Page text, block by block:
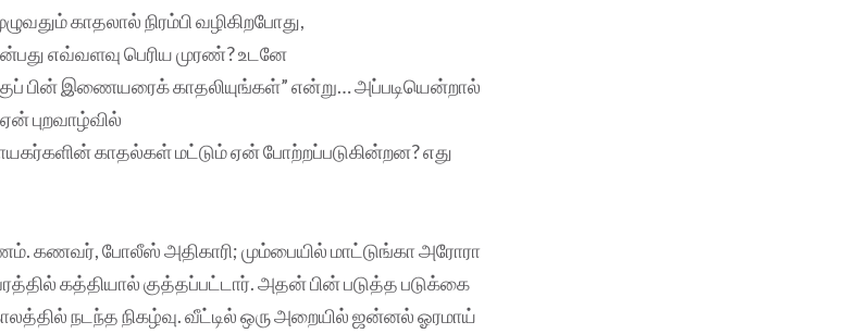
காதலால் நிரம்பி வழிகிறபோது,
எவ்வளவு பெரிய முரண்? உடனே
பின் இணையரைக் காதலியுங்கள்” என்று… அப்படியென்றால்
புறவாழ்வில்
காதல்கள் மட்டும் ஏன் போற்றப்படுகின்றன? எது
கணவர், போலீஸ் அதிகாரி; மும்பையில் மாட்டுங்கா அரோரா
கத்தியால் குத்தப்பட்டார். அதன் பின் படுத்த படுக்கை
காலத்தில் நடந்த நிகழ்வு. வீட்டில் ஒரு அறையில் ஜன்னல் ஓரமாய்